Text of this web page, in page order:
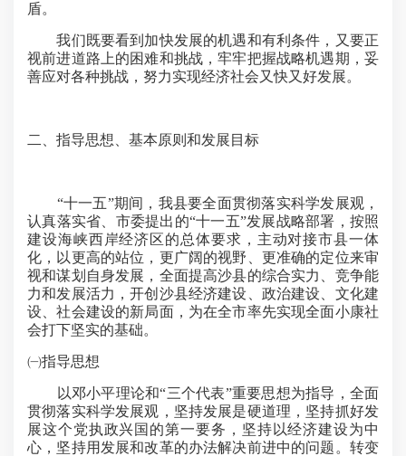
盾。
我们既要看到加快发展的机遇和有利条件，又要正
视前进道路上的困难和挑战，牢牢把握战略机遇期，妥
善应对各种挑战，努力实现经济社会又快又好发展。
二、指导思想、基本原则和发展目标
“十一五”期间，我县要全面贯彻落实科学发展观，
认真落实省、市委提出的“十一五”发展战略部署，按照
建设海峡西岸经济区的总体要求，主动对接市县一体
化，以更高的站位，更广阔的视野、更准确的定位来审
视和谋划自身发展，全面提高沙县的综合实力、竞争能
力和发展活力，开创沙县经济建设、政治建设、文化建
设、社会建设的新局面，为在全市率先实现全面小康社
会打下坚实的基础。
㈠指导思想
以邓小平理论和“三个代表”重要思想为指导，全面
贯彻落实科学发展观，坚持发展是硬道理，坚持抓好发
展这个党执政兴国的第一要务，坚持以经济建设为中
心，坚持用发展和改革的办法解决前进中的问题。转变